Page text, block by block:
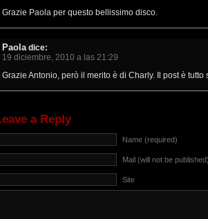
Grazie Paola per questo bellissimo disco.
Paola dice:
19 diciembre, 2010 a las 21:29
Grazie Antonio, però il merito è di Charly. Il post è tutto
a Reply
Name (required)
Mail (will not be
Site